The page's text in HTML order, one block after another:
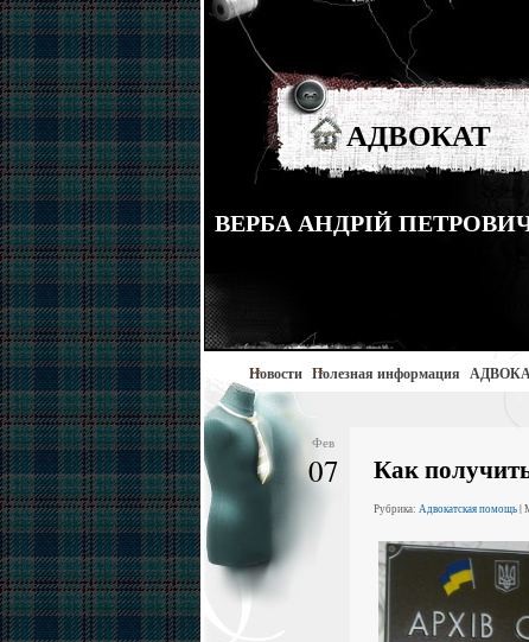
АДВОКАТ
ВЕРБА АНДРІЙ ПЕТРОВИЧ
Новости Полезная информация
Фев
07 Как
Рубрика: Адвокатская помощь|